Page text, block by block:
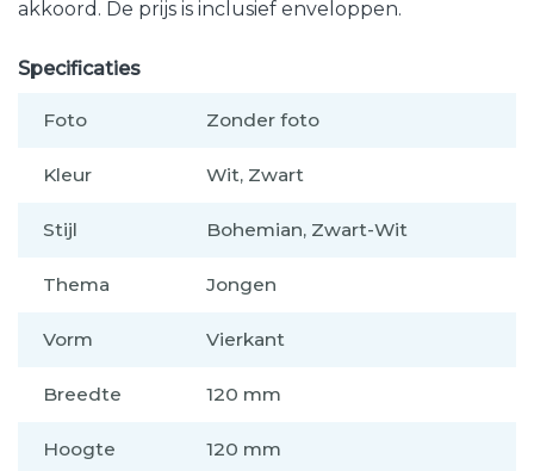
akkoord. De prijs is inclusief enveloppen.
Specificaties
Foto Zonder foto
Kleur Wit, Zwart
Stijl Bohemian, Zwart-Wit
Thema Jongen
Vorm Vierkant
Breedte 120 mm
Hoogte 120 mm